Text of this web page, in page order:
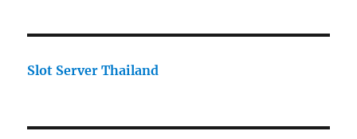
Slot Server Thailand